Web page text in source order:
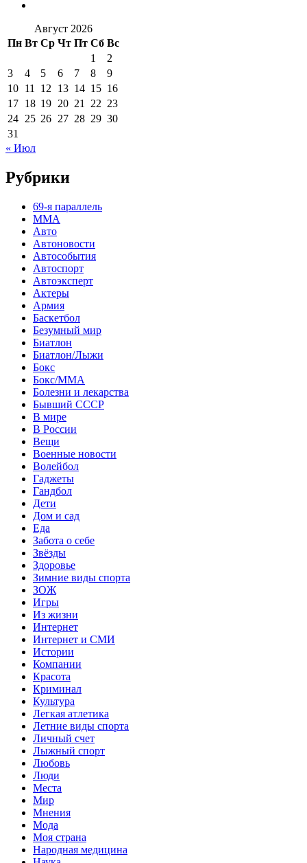
Август 2026
Пн Вт Ср Чт Пт Сб Вс
1
2
3
4 5 6 7 8
9
10 11 12 13 14 15 16
17 18 19 20 21 22 23
24 25 26 27 28 29 30
31
« Июл
Рубрики
69-я параллель
MMA
Авто
Автоновости
Автособытия
Автоспорт
Автоэксперт
Актеры
Армия
Баскетбол
Безумный мир
Биатлон
Биатлон/Лыжи
Бокс
Бокс/MMA
Болезни и лекарства
Бывший СССР
В мире
В России
Вещи
Военные новости
Волейбол
Гаджеты
Гандбол
Дети
Дом и сад
Еда
Забота о себе
Звёзды
Здоровье
Зимние виды спорта
ЗОЖ
Игры
Из жизни
Интернет
Интернет и СМИ
Истории
Компании
Красота
Криминал
Культура
Легкая атлетика
Летние виды спорта
Личный счет
Лыжный спорт
Любовь
Люди
Места
Мир
Мнения
Мода
Моя страна
Народная медицина